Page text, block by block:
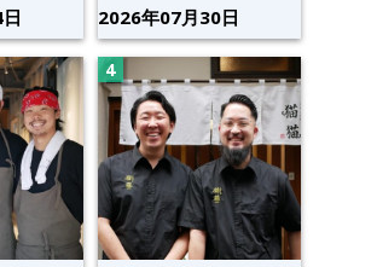
2026年07月30日